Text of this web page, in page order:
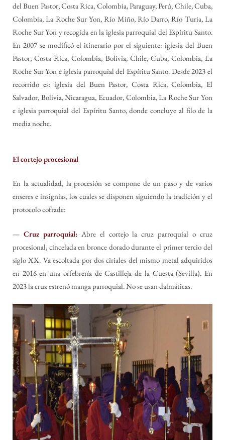
del Buen Pastor, Costa Rica, Colombia, Paraguay, Perú, Chile, Cuba,
Colombia, La Roche Sur Yon, Río Miño, Río Darro, Río Turia, La
Roche Sur Yon y recogida en la iglesia parroquial del Espíritu Santo.
En 2007 se modificó el itinerario por el siguiente: iglesia del Buen
Pastor, Costa Rica, Colombia, Bolivia, Chile, Cuba, Colombia, La
Roche Sur Yon e iglesia parroquial del Espíritu Santo. Desde 2023 el
recorrido es: iglesia del Buen Pastor, Costa Rica, Colombia, El
Salvador, Bolivia, Nicaragua, Ecuador, Colombia, La Roche Sur Yon
e iglesia parroquial del Espíritu Santo, donde concluye al filo de la
media noche.
El cortejo procesional
En la actualidad, la procesión se compone de un paso y de varios
enseres e insignias, los cuales se disponen siguiendo la tradición y el
protocolo cofrade:
— Cruz parroquial: Abre el cortejo la cruz parroquial o cruz
procesional, cincelada en bronce dorado durante el primer tercio del
siglo XX. Va escoltada por dos ciriales del mismo metal adquiridos
en 2016 en una orfebrería de Castilleja de la Cuesta (Sevilla). En
2023 la cruz estrenó manga parroquial. No se usan dalmáticas.